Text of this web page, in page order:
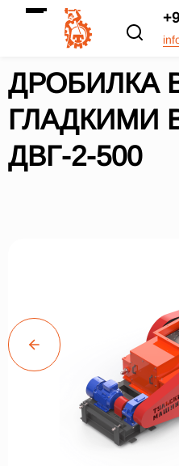
ДРОБИЛКА
ГЛАДКИМИ
ДВГ-2-500